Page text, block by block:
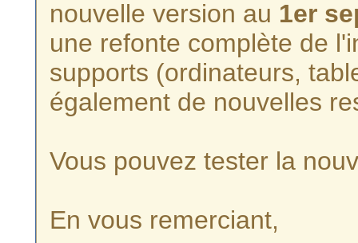
nouvelle version au 1er
une refonte complète de
supports (ordinateurs,
également de nouvelles
Vous pouvez tester la
En vous remerciant,